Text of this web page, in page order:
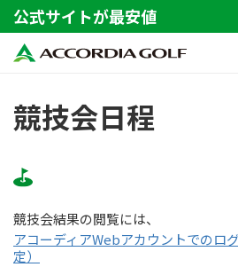
公式サイトが最安値
競技会日程
競技会結果の閲覧には、
アコーディアWebアカウントでのロ
定）